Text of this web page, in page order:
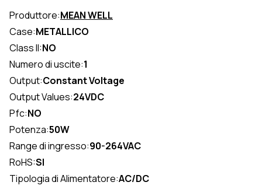
Produttore:MEAN WELL
Case:METALLICO
Class II:NO
Numero di uscite:1
Output:Constant Voltage
Output Values:24VDC
Pfc:NO
Potenza:50W
Range di ingresso:90-264VAC
RoHS:SI
Tipologia di Alimentatore:AC/DC